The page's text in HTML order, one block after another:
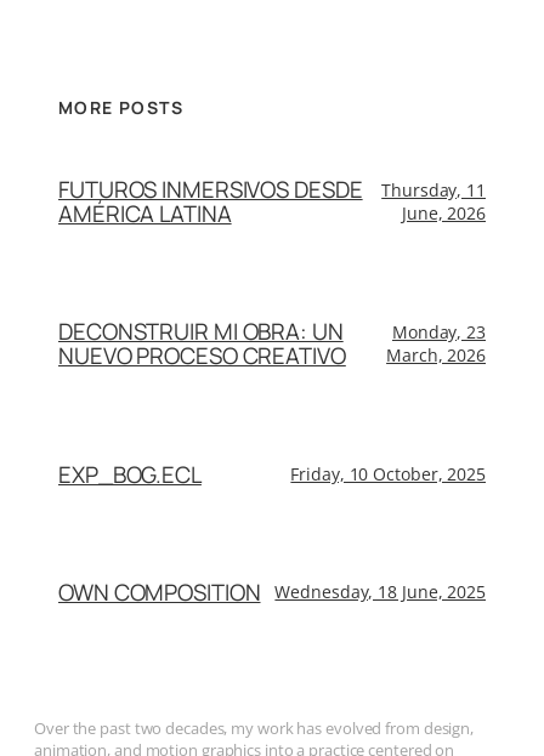
MORE POSTS
FUTUROS INMERSIVOS DESDE
AMÉRICA LATINA
Thursday, 11
June, 2026
DECONSTRUIR MI OBRA: UN
NUEVO PROCESO CREATIVO
Monday, 23
March, 2026
EXP_BOG.ECL Friday, 10 October, 2025
OWN COMPOSITION Wednesday, 18 June, 2025
Over the past two decades, my work has evolved from design,
animation, and motion graphics into a practice centered on